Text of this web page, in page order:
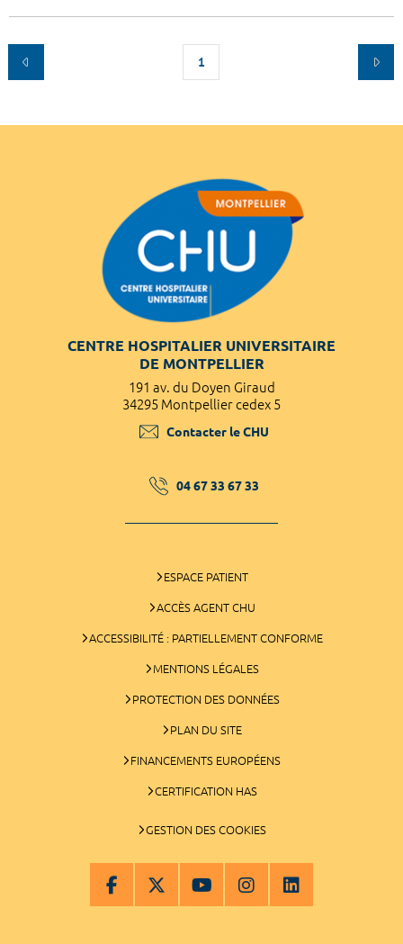
1
CENTRE HOSPITALIER UNIVERSITAIRE
DE MONTPELLIER
191 av. du Doyen Giraud
34295 Montpellier cedex 5
Contacter le CHU
04 67 33 67 33
ESPACE PATIENT
ACCÈS AGENT CHU
ACCESSIBILITÉ : PARTIELLEMENT CONFORME
MENTIONS LÉGALES
PROTECTION DES DONNÉES
PLAN DU SITE
FINANCEMENTS EUROPÉENS
CERTIFICATION HAS
GESTION DES COOKIES